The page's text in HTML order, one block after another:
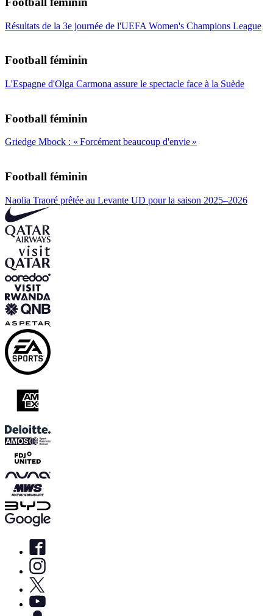
Résultats de la 3e journée de l'UEFA Women's Champions League
Football féminin
L'Espagne d'Olga Carmona assure le spectacle face à la Suède
Football féminin
Griedge Mbock : « Forcément beaucoup d'envie »
Football féminin
Naolia Traoré prêtée au Levante UD pour la saison 2025–2026